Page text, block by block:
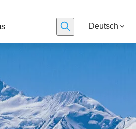
Deutsch